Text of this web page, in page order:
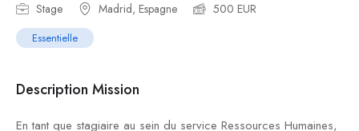
Stage Madrid, Espagne 500 EUR
Essentielle
Description Mission
En tant que stagiaire au sein du service Ressources Humaines,